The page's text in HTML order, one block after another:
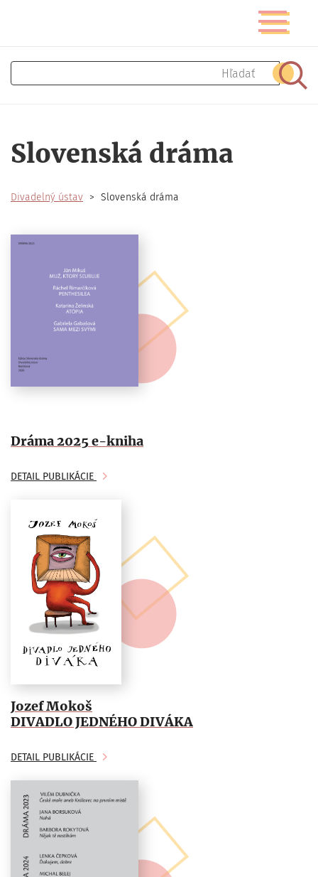
obsah
Prepnúť
navigáciu
Hľadať
Slovenská dráma
Divadelný ústav Slovenská dráma
Dráma 2025 e-kniha
DETAIL PUBLIKÁCIE
Jozef Mokoš
DIVADLO JEDNÉHO DIVÁKA
DETAIL PUBLIKÁCIE